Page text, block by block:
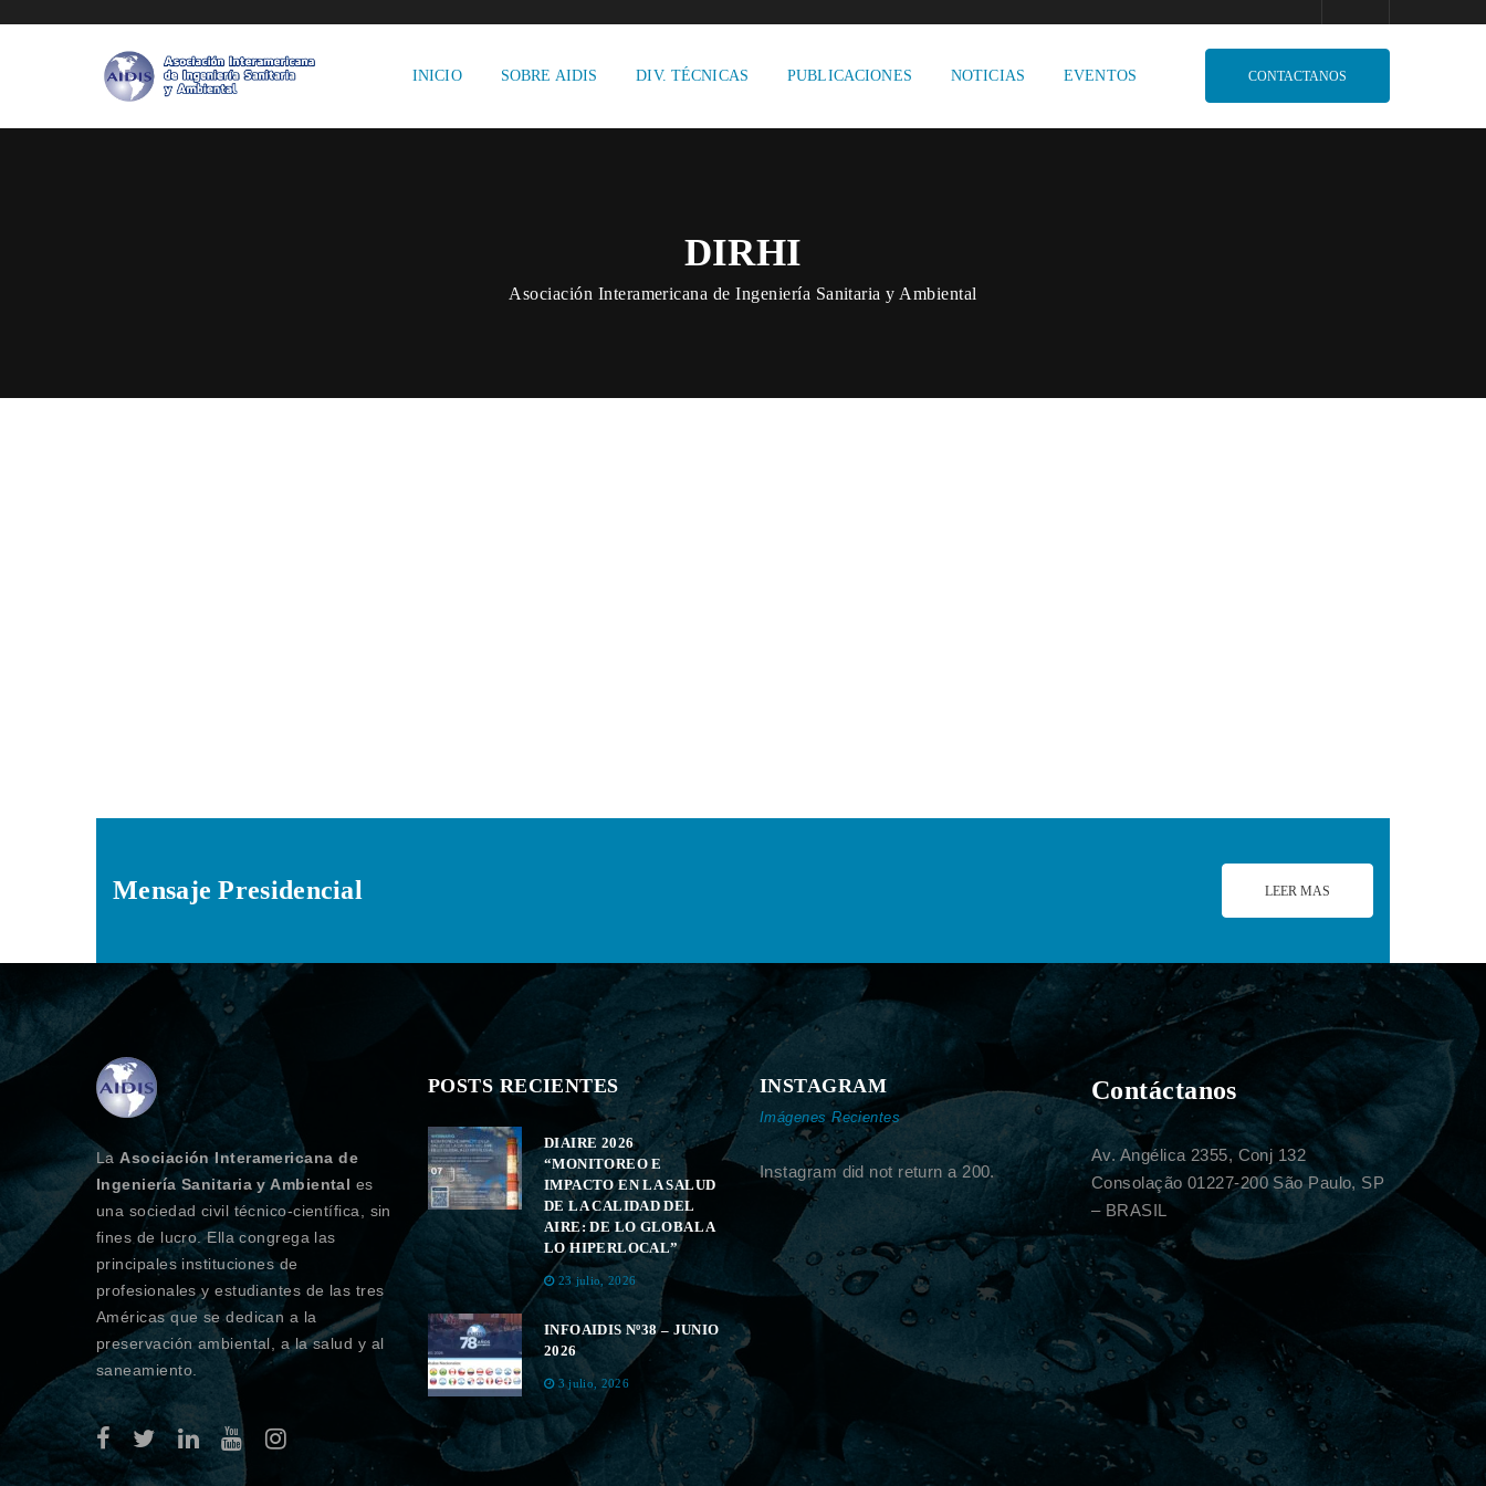
INICIO SOBRE AIDIS DIV. TÉCNICAS PUBLICACIONES NOTICIAS EVENTOS CONTACTANOS
DIRHI
Asociación Interamericana de Ingeniería Sanitaria y Ambiental
Mensaje Presidencial LEER MAS
La Asociación Interamericana de
Ingeniería Sanitaria y Ambiental es
una sociedad civil técnico-científica, sin
fines de lucro. Ella congrega las
principales instituciones de
profesionales y estudiantes de las tres
Américas que se dedican a la
preservación ambiental, a la salud y al
saneamiento.
POSTS RECIENTES
DIAIRE 2026
“MONITOREO E
IMPACTO EN LA SALUD
DE LA CALIDAD DEL
AIRE: DE LO GLOBAL A
LO HIPERLOCAL”
23 julio, 2026
INFOAIDIS Nº38 – JUNIO
2026
3 julio, 2026
INSTAGRAM
Imágenes Recientes
Instagram did not return a 200.
Contáctanos
Av. Angélica 2355, Conj 132
Consolação 01227-200 São Paulo, SP
– BRASIL